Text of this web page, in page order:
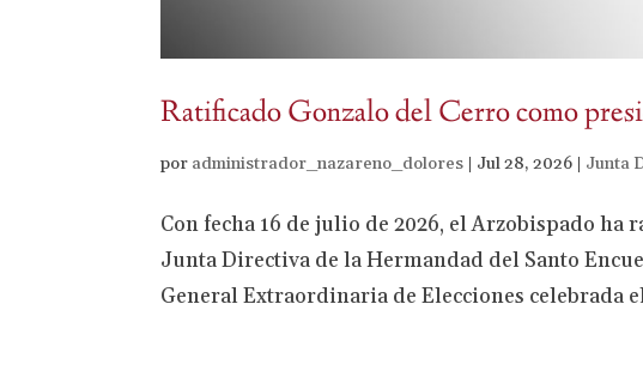
Ratificado Gonzalo del Cerro como
por administrador_nazareno_dolores | Jul 28, 2026 | Junta
Con fecha 16 de julio de 2026, el Arzobispado
Junta Directiva de la Hermandad del Santo
General Extraordinaria de Elecciones celebrada